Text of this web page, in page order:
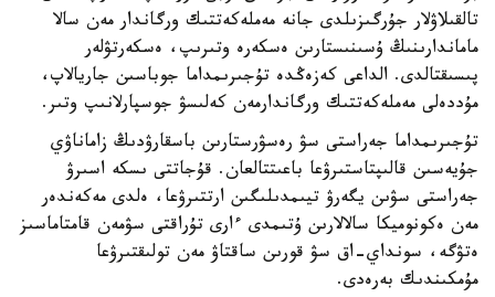
تالقىلاۋلار جۇرگىزىلدى جانە مەملەكەتتىك ورگاندار مەن سالا
ماماندارىنىڭ ۇسىنىستارىن ەسكەرە وتىرىپ، ەسكەرتۋلەر
پىسىقتالدى. الداعى كەزەڭدە تۇجىرىمداما جوباسىن جاريالاپ،
مۇددەلى مەملەكەتتىك ورگاندارمەن كەلىسۋ جوسپارلانىپ وتىر.
تۇجىرىمداما جەراستى سۋ رەسۋرستارىن باسقارۋدىڭ زاماناۋي
جۇيەسىن قالىپتاستىرۋعا باعىتتالعان. قۇجاتتى ىسكە اسىرۋ
جەراستى سۋىن يگەرۋ تيىمدىلىگىن ارتتىرۋعا، ەلدى مەكەندەر
مەن ەكونوميكا سالالارىن ۇتىمدى ءارى تۇراقتى سۋمەن قامتاماسىز
ەتۋگە، سونداي-اق سۋ قورىن ساقتاۋ مەن تولىقتىرۋعا
مۇمكىندىك بەرەدى.